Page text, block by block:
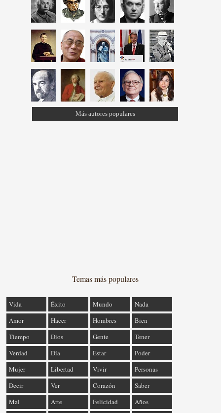
Más autores populares
Temas más populares
Vida Éxito Mundo
Nada
Amor
Hacer Hombres
Bien
Tiempo
Dios Gente
Tener
Verdad
Día Estar
Poder
Mujer
Libertad Vivir
Personas
Decir
Ver Corazón
Saber
Mal
Arte Felicidad Años